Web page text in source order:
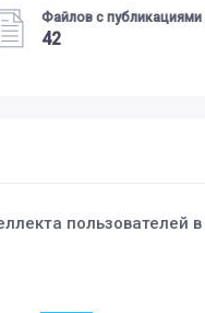
Файлов с публикациями
42
пользователей